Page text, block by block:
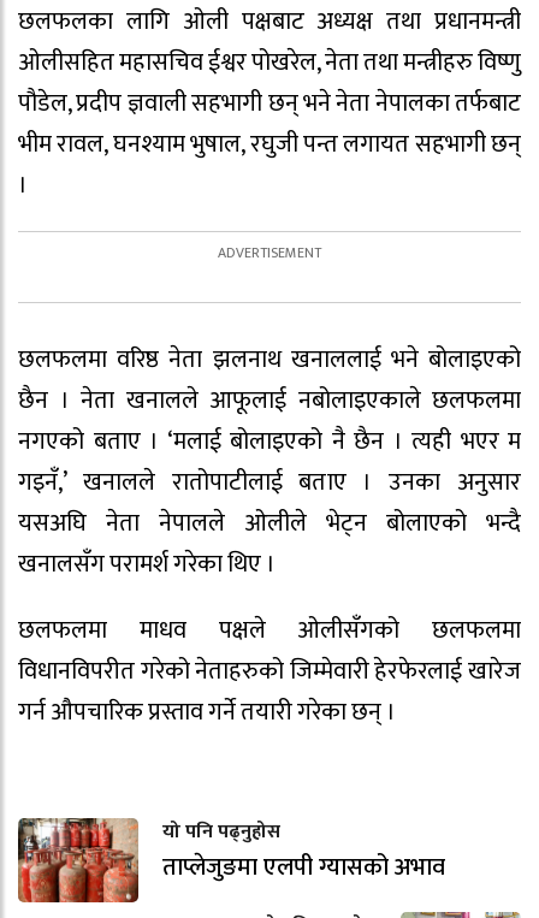
छलफलका लागि ओली पक्षबाट अध्यक्ष तथा प्रधानमन्त्री
ओलीसहित महासचिव ईश्वर पोखरेल, नेता तथा मन्त्रीहरु विष्णु
पौडेल, प्रदीप ज्ञवाली सहभागी छन् भने नेता नेपालका तर्फबाट
भीम रावल, घनश्याम भुषाल, रघुजी पन्त लगायत सहभागी छन्
।
छलफलमा वरिष्ठ नेता झलनाथ खनाललाई भने बोलाइएको
छैन । नेता खनालले आफूलाई नबोलाइएकाले छलफलमा
नगएको बताए । ‘मलाई बोलाइएको नै छैन । त्यही भएर म
गइनँ,’ खनालले रातोपाटीलाई बताए । उनका अनुसार
यसअघि नेता नेपालले ओलीले भेट्न बोलाएको भन्दै
खनालसँग परामर्श गरेका थिए ।
छलफलमा माधव पक्षले ओलीसँगको छलफलमा
विधानविपरीत गरेको नेताहरुको जिम्मेवारी हेरफेरलाई खारेज
गर्न औपचारिक प्रस्ताव गर्ने तयारी गरेका छन् ।
यो पनि पढ्नुहोस
ताप्लेजुङमा एलपी ग्यासको अभाव